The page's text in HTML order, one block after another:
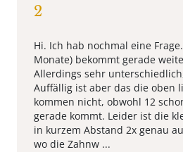
2
Hi. Ich hab nochmal eine
Monate) bekommt gerade
Allerdings sehr
Auffällig ist aber das die oben
kommen nicht, obwohl 12
gerade kommt. Leider ist die
in kurzem Abstand 2x genau
wo die Zahnw ...